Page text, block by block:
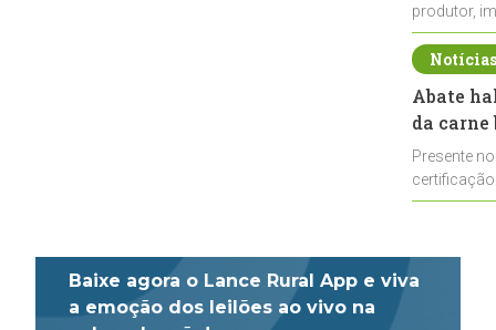
produtor,
de leite cru
Abate
da
Presente
Baixe agora o Lance Rural App e viva
a emoção dos leilões ao vivo na